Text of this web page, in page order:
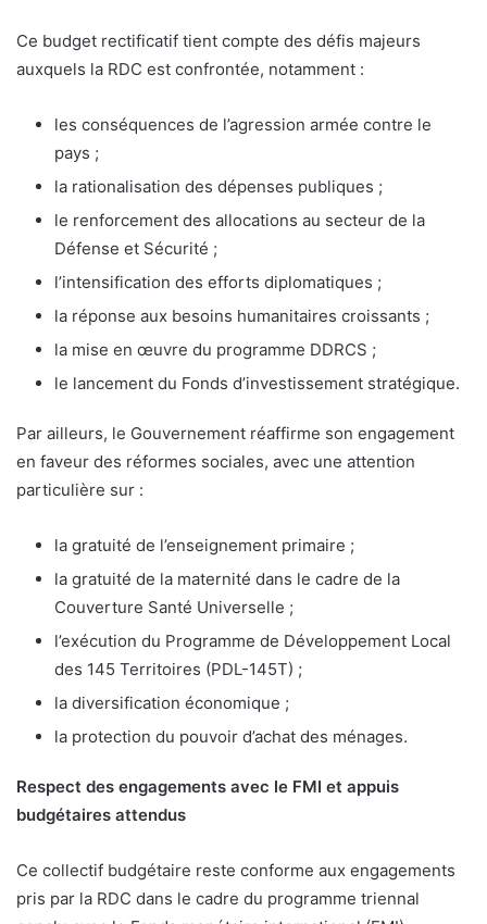
Ce budget rectificatif tient compte des défis majeurs
auxquels la RDC est confrontée, notamment :
les conséquences de l’agression armée contre le
pays ;
la rationalisation des dépenses publiques ;
le renforcement des allocations au secteur de la
Défense et Sécurité ;
l’intensification des efforts diplomatiques ;
la réponse aux besoins humanitaires croissants ;
la mise en œuvre du programme DDRCS ;
le lancement du Fonds d’investissement stratégique.
Par ailleurs, le Gouvernement réaffirme son engagement
en faveur des réformes sociales, avec une attention
particulière sur :
la gratuité de l’enseignement primaire ;
la gratuité de la maternité dans le cadre de la
Couverture Santé Universelle ;
l’exécution du Programme de Développement Local
des 145 Territoires (PDL-145T) ;
la diversification économique ;
la protection du pouvoir d’achat des ménages.
Respect des engagements avec le FMI et appuis
budgétaires attendus
Ce collectif budgétaire reste conforme aux engagements
pris par la RDC dans le cadre du programme triennal